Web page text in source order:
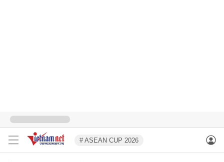
# ASEAN CUP 2026